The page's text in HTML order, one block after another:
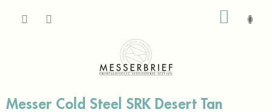
Messer Cold Steel SRK Desert Tan